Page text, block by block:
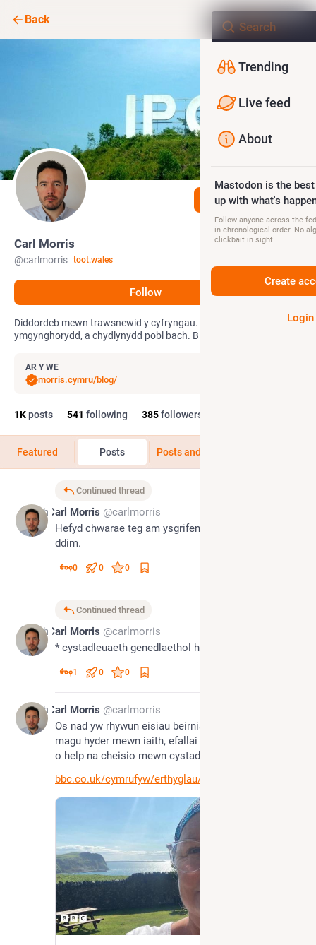
Back
Follow
Carl Morris
@carlmorris toot.wales
Follow
Diddordeb mewn trawsnewid y cyfryngau. Datblygydd gwe,
ymgynghorydd, a chydlynydd pobl bach. Blog:
AR Y WE
morris.cymru/blog/
1Kposts 541 following 385followers
Featured Posts Posts and replies
Continued thread
14h Carl Morris @carlmorris
Hefyd chwarae teg am ysgrifennu nofel, allwn i
ddim.
0 0 0
Continued thread
14h Carl Morris @carlmorris
* cystadleuaeth genedlaethol hefyd
1 0 0
14h Carl Morris @carlmorris
Os nad yw rhywun eisiau beirniadaeth ac eisiau
magu hyder mewn iaith, efallai bod pethau sy'n fwy
o help na cheisio mewn cystadleuaeth...?
bbc.co.uk/cymrufyw/erthyglau/c
Trending
Live feed
About
Mastodon is the
up with what's
Follow anyone across the
in chronological order. No
clickbait in sight.
Create
Login